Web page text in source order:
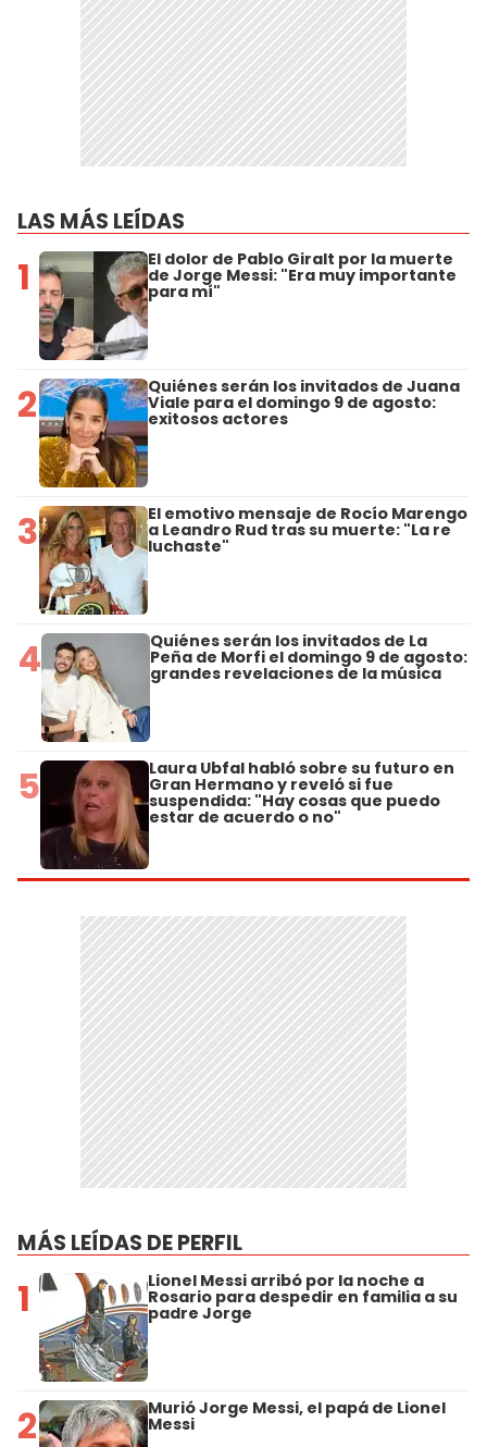
LAS MÁS LEÍDAS
1 El dolor de Pablo Giralt por la muerte
de Jorge Messi: "Era muy importante
para mí"
2 Quiénes serán los invitados de Juana
Viale para el domingo 9 de agosto:
exitosos actores
3 El emotivo mensaje de Rocío Marengo
a Leandro Rud tras su muerte: "La re
luchaste"
4 Quiénes serán los invitados de La
Peña de Morfi el domingo 9 de agosto:
grandes revelaciones de la música
5 Laura Ubfal habló sobre su futuro en
Gran Hermano y reveló si fue
suspendida: "Hay cosas que puedo
estar de acuerdo o no"
MÁS LEÍDAS DE PERFIL
1 Lionel Messi arribó por la noche a
Rosario para despedir en familia a su
padre Jorge
2 Murió Jorge Messi, el papá de Lionel
Messi